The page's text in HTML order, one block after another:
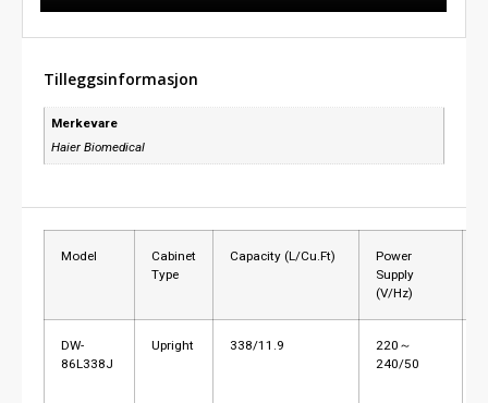
Tilleggsinformasjon
Merkevare
Haier Biomedical
Model
Cabinet
Type
Capacity (L/Cu.Ft)
Power
Supply
(V/Hz)
DW-
86L338J
Upright 338/11.9
220～
240/50